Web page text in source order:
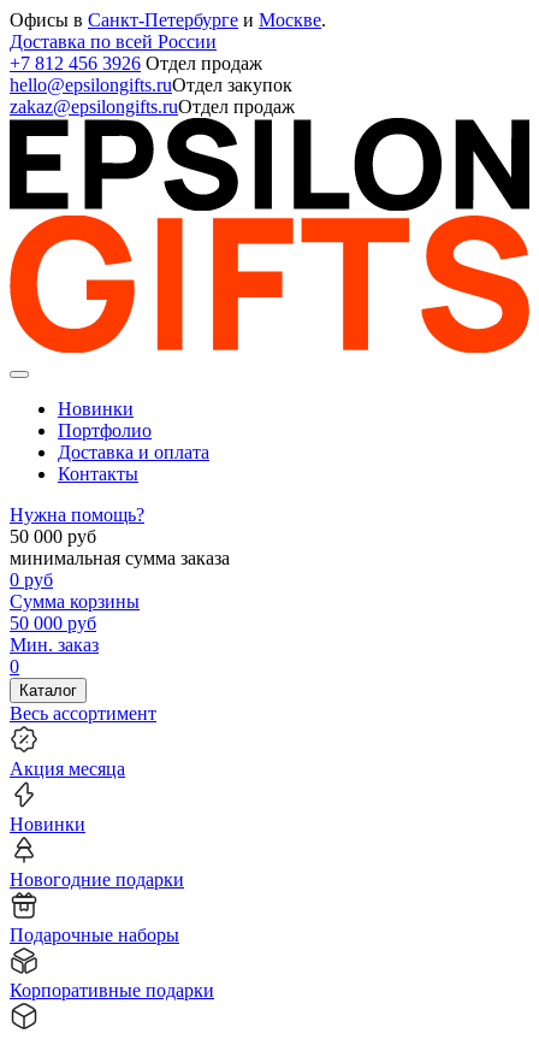
Офисы в Санкт-Петербурге и Москве.
Доставка по всей России
+7 812 456 3926 Отдел продаж
hello@epsilongifts.ruОтдел закупок
zakaz@epsilongifts.ruОтдел продаж
Новинки
Портфолио
Доставка и оплата
Контакты
Нужна помощь?
50 000 руб
минимальная сумма заказа
0 руб
Сумма корзины
50 000 руб
Мин. заказ
0
Каталог
Весь ассортимент
Акция месяца
Новинки
Новогодние подарки
Подарочные наборы
Корпоративные подарки